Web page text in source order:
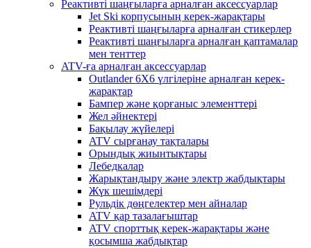
Реактивті шаңғыларға арналған аксессуарлар
Jet Ski корпусының керек-жарақтары
Реактивті шаңғыларға арналған стикерлер
Реактивті шаңғыларға арналған қаптамалар
мен тенттер
ATV-ға арналған аксессуарлар
Outlander 6X6 үлгілеріне арналған керек-
жарақтар
Бампер және қорғаныс элементтері
Жел әйнектері
Бақылау жүйелері
ATV сырғанау тақталары
Орындық жиынтықтары
Лебедкалар
Жарықтандыру және электр жабдықтары
Жүк шешімдері
Рульдік дөңгелектер мен айналар
ATV қар тазалағыштар
ATV спорттық керек-жарақтары және
қосымша жабдықтар